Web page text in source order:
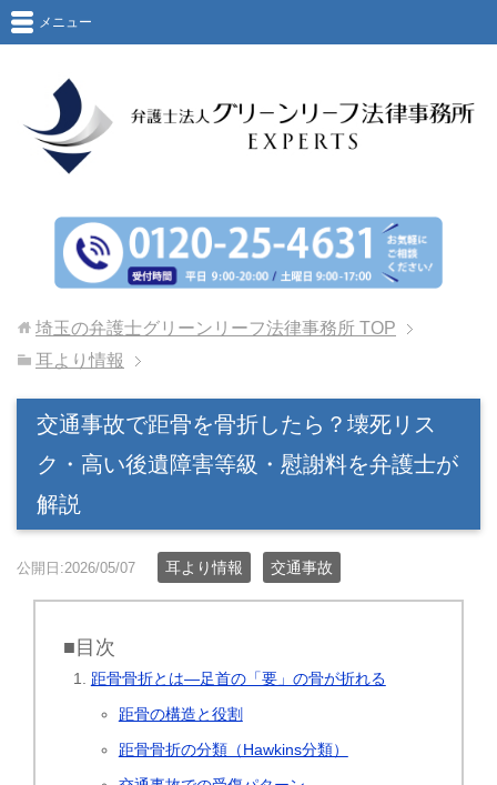
メニュー
埼玉の弁護士グリーンリーフ法律事務所 TOP
耳より情報
交通事故で距骨を骨折したら？壊死リス
ク・高い後遺障害等級・慰謝料を弁護士が
解説
公開日:2026/05/07 耳より情報 交通事故
■目次
距骨骨折とは―足首の「要」の骨が折れる
距骨の構造と役割
距骨骨折の分類（Hawkins分類）